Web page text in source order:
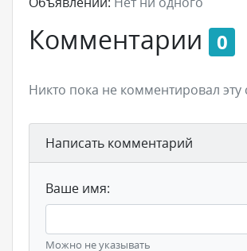
Комментарии 0
Никто пока не комментировал эту
Написать комментарий
Ваше имя:
Можно не указывать